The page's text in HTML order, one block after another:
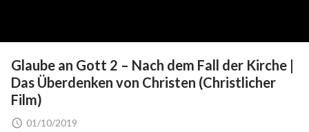
Glaube an Gott 2 – Nach dem Fall der Kirche |
Das Überdenken von Christen (Christlicher
Film)
01/10/2019